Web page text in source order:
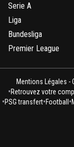
Serie A
Liga
Bundesliga
Premier League
Mentions Légales -
•Retrouvez votre
•PSG transfert•Football•